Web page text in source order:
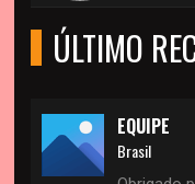
ÚLTIMO
EQUIPE
Brasil